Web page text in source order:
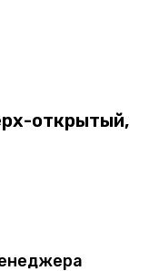
открытый,